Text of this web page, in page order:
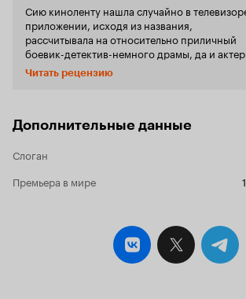
Сию киноленту нашла случайно в
приложении, исходя из названия,
рассчитывала на относительно приличный
боевик-детектив-немного драмы, да и
списке значились неплохие. Но фильм просто
разочаровал. Во-первых, везде сплошная
американский одноименный фильм) с
то русский продукт просто скучно смотреть.
главная интрига фильма была понятна с
свидетелей, а тут целый и невредимый
свидетель, который даже может его описать и
все о нем знает (откуда???), прям вот сразу
непонятно, кто же есть Механик на самом
Читать рецензию
Дополнительные данные
Слоган
Премьера в мире